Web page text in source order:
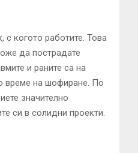
с когото работите. Това
да пострадате
и раните са на
време на шофиране. По
значително
си в солидни проекти.